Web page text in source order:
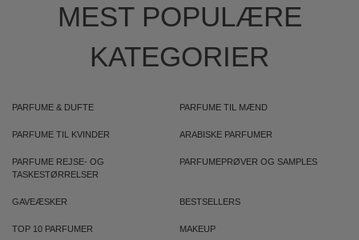
MEST POPULÆRE
KATEGORIER
PARFUME & DUFTE PARFUME TIL MÆND
PARFUME TIL KVINDER ARABISKE PARFUMER
PARFUME REJSE- OG
TASKESTØRRELSER
PARFUMEPRØVER OG SAMPLES
GAVEÆSKER BESTSELLERS
TOP 10 PARFUMER MAKEUP